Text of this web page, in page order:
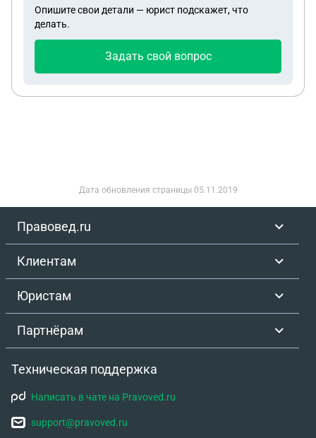
Опишите свои детали — юрист подскажет, что
делать.
Задать свой вопрос
Дата обновления страницы 05.11.2019
Правовед.ru
Клиентам
Юристам
Партнёрам
Техническая поддержка
Написать в чате на Pravoved.ru
support@pravoved.ru